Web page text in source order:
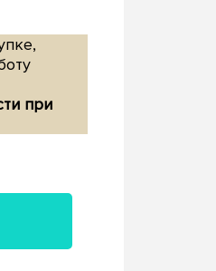
при